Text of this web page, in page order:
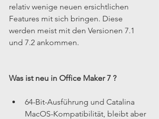
relativ wenige neuen ersichtlichen
Features mit sich bringen. Diese
werden meist mit den Versionen 7.1
und 7.2 ankommen.
Was ist neu in Office Maker 7 ?
64-Bit-Ausführung und Catalina
MacOS-Kompatibilität, bleibt aber